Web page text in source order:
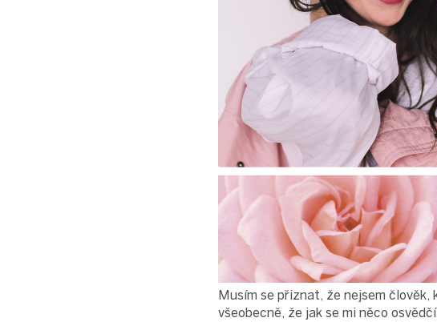
Musím se přiznat, že nejsem
všeobecně, že jak se mi něco